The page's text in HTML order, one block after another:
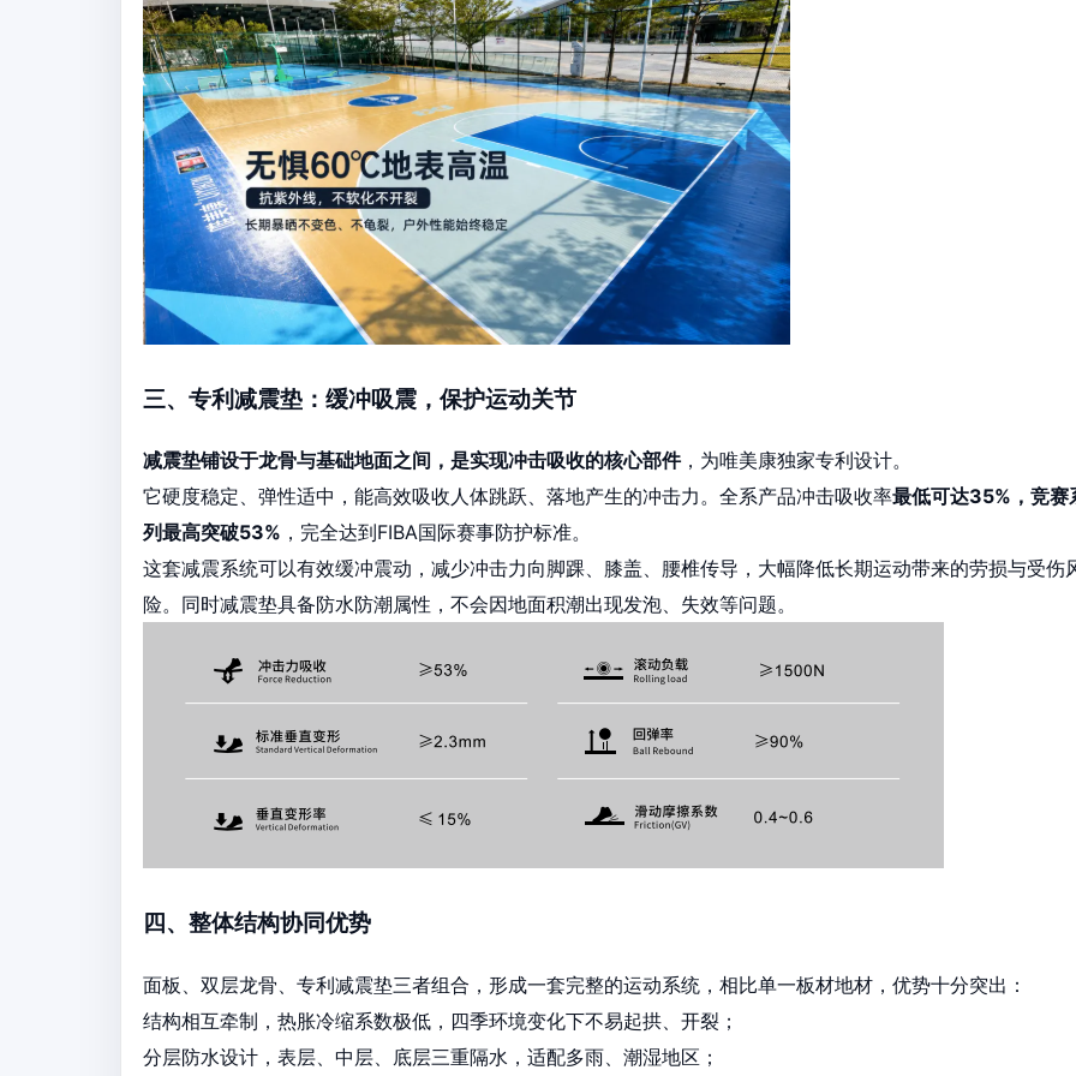
三、专利减震垫：缓冲吸震，保护运动关节
减震垫铺设于龙骨与基础地面之间，是实现冲击吸收的核心部件，为唯美康独家专利设计。
它硬度稳定、弹性适中，能高效吸收人体跳跃、落地产生的冲击力。全系产品冲击吸收率最低可达35%，竞赛
列最高突破53% ，完全达到FIBA国际赛事防护标准。
这套减震系统可以有效缓冲震动，减少冲击力向脚踝、膝盖、腰椎传导，大幅降低长期运动带来的劳损与受伤
险。同时减震垫具备防水防潮属性，不会因地面积潮出现发泡、失效等问题。
四、整体结构协同优势
面板、双层龙骨、专利减震垫三者组合，形成一套完整的运动系统，相比单一板材地材，优势十分突出：
结构相互牵制，热胀冷缩系数极低，四季环境变化下不易起拱、开裂；
分层防水设计，表层、中层、底层三重隔水，适配多雨、潮湿地区；